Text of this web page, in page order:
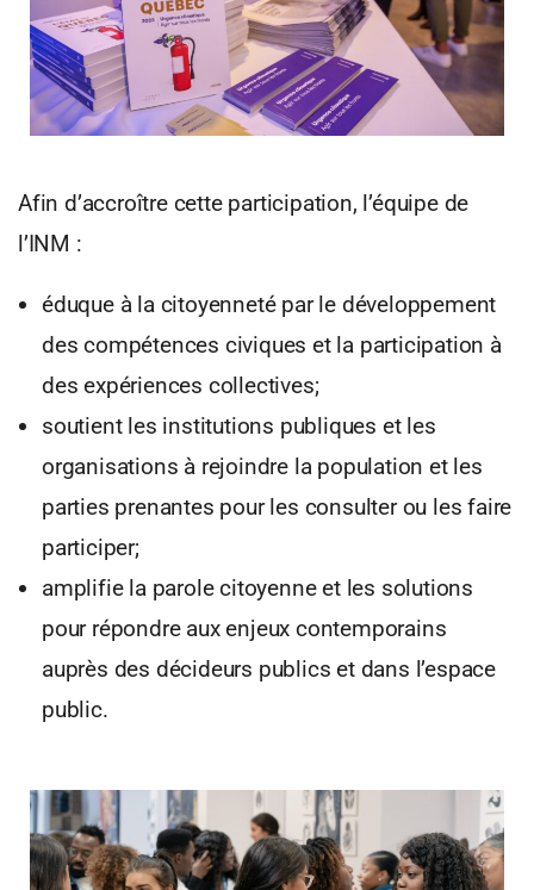
Afin d’accroître cette participation, l’équipe de
l’INM :
éduque à la citoyenneté par le développement
des compétences civiques et la participation à
des expériences collectives;
soutient les institutions publiques et les
organisations à rejoindre la population et les
parties prenantes pour les consulter ou les faire
participer;
amplifie la parole citoyenne et les solutions
pour répondre aux enjeux contemporains
auprès des décideurs publics et dans l’espace
public.